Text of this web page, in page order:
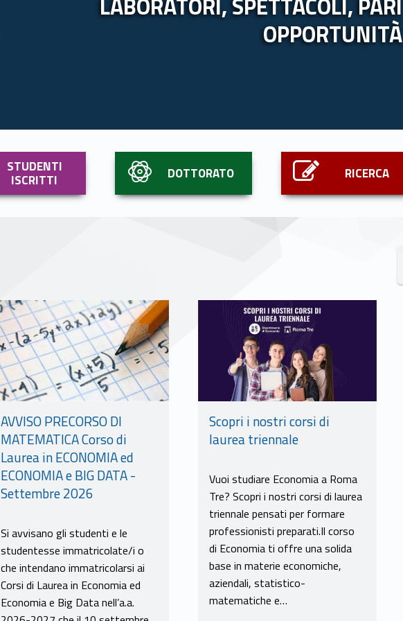
OPPORTUNITÀ
STUDENTI
ISCRITTI
Link identifier #identifier__160254-3
DOTTORATO
Link identifier #identifier__129520-4
RICERCA
AVVISO PRECORSO DI
MATEMATICA Corso di
Laurea in ECONOMIA ed
ECONOMIA e BIG DATA -
Settembre 2026
Si avvisano gli studenti e le
studentesse immatricolate/i o
che intendano immatricolarsi ai
Corsi di Laurea in Economia ed
Economia e Big Data nell’a.a.
Link identifier #identifier__156193-9
Scopri i nostri corsi di
laurea triennale
Vuoi studiare Economia a Roma
Tre? Scopri i nostri corsi di laurea
triennale pensati per formare
professionisti preparati.Il corso
di Economia ti offre una solida
base in materie economiche,
aziendali, statistico-
matematiche e…